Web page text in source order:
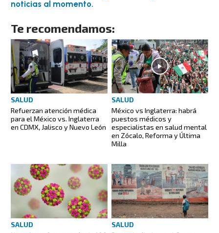
noticias al momento.
Te recomendamos:
SALUD
Refuerzan atención médica
para el México vs. Inglaterra
en CDMX, Jalisco y Nuevo León
SALUD
México vs Inglaterra: habrá
puestos médicos y
especialistas en salud mental
en Zócalo, Reforma y Última
Milla
SALUD
SALUD